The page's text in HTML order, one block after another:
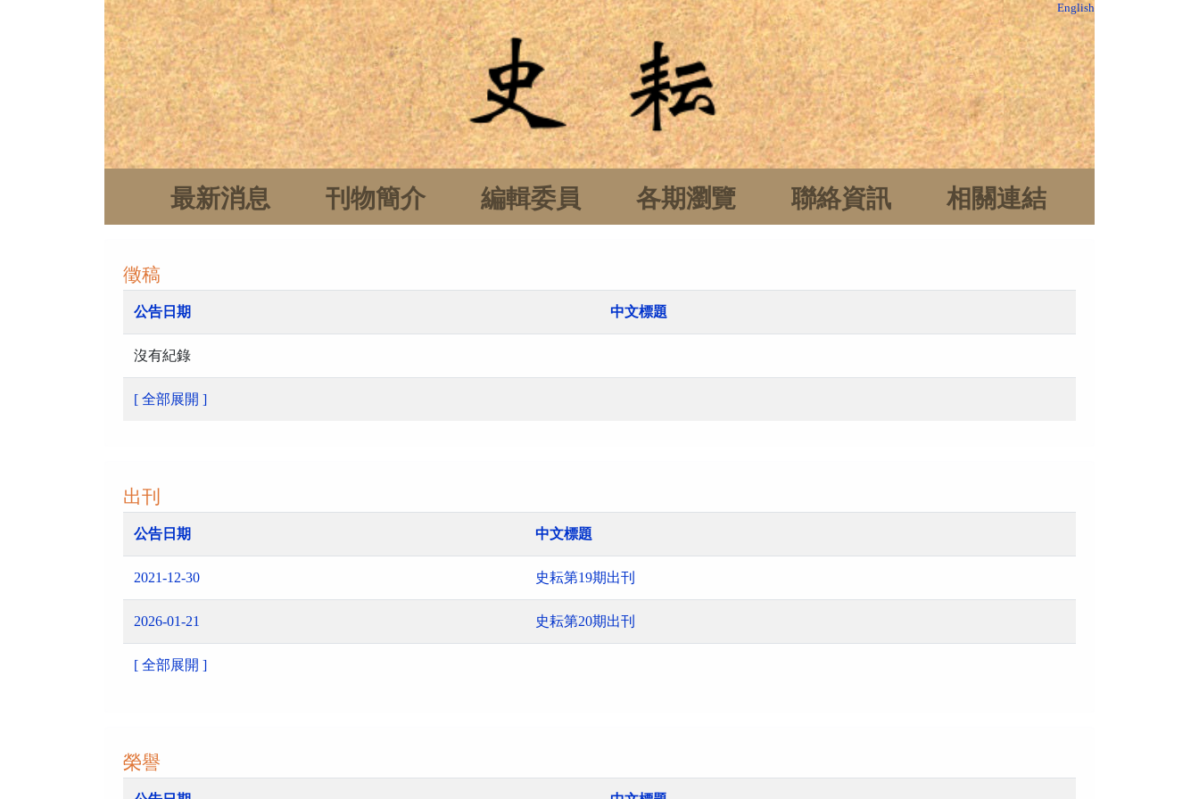
English
最新消息 刊物簡介 編輯委員 各期瀏覽 聯絡資訊 相關連結
徵稿
公告日期 中文標題
沒有紀錄
[ 全部展開 ]
出刊
公告日期 中文標題
2021-12-30 史耘第19期出刊
2026-01-21 史耘第20期出刊
[ 全部展開 ]
榮譽